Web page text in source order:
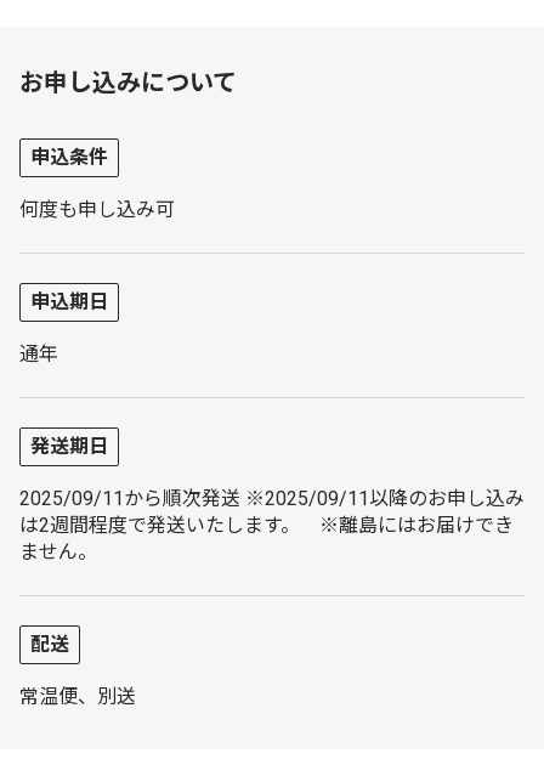
お申し込みについて
申込条件
何度も申し込み可
申込期日
通年
発送期日
2025/09/11から順次発送 ※2025/09/11以降のお申し込み
は2週間程度で発送いたします。 ※離島にはお届けでき
ません。
配送
常温便、別送